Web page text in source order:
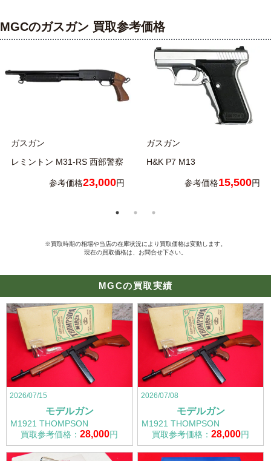
MGCのガスガン 買取参考価格
ガスガン
レミントン M31-RS 西部警察
参考価格23,000円
ガスガン
H&K P7 M13
参考価格15,500円
※買取時期の相場や当店の在庫状況により買取価格は変動します。
現在の買取価格は、お問合せ下さい。
MGCの買取実績
2026/07/15
モデルガン
M1921 THOMPSON
買取参考価格：28,000円
2026/07/08
モデルガン
M1921 THOMPSON
買取参考価格：28,000円